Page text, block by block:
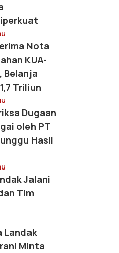
Nota
KUA-
Belanja
Triliun
Dugaan
oleh PT
Hasil
Jalani
Tim
Landak
Minta